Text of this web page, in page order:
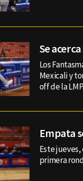
Se
Los
Mexicali y
off de la LMP.
Empata
Este
primera